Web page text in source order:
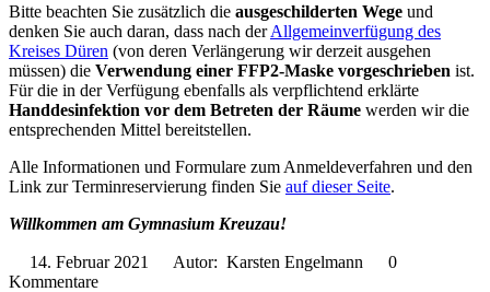
Bitte beachten Sie zusätzlich die ausgeschilderten Wege und
denken Sie auch daran, dass nach derAllgemeinverfügung des
Kreises Düren (von deren Verlängerung wir derzeit ausgehen
müssen) die Verwendung einer FFP2-Maske vorgeschrieben ist.
Für die in der Verfügung ebenfalls als verpflichtend erklärte
Handdesinfektion vor dem Betreten der Räume werden wir die
entsprechenden Mittel bereitstellen.
Alle Informationen und Formulare zum Anmeldeverfahren und den
Link zur Terminreservierung finden Sie auf dieser Seite.
Willkommen am Gymnasium Kreuzau!
14. Februar 2021 Autor: Karsten Engelmann
0
Kommentare